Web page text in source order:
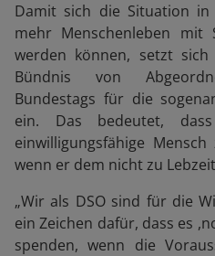
Damit sich die Situation
mehr Menschenleben mit
werden können, setzt
Bündnis von
Bundestags für die
ein. Das bedeutet,
einwilligungsfähige
wenn er dem nicht zu
„Wir als DSO sind für die
ein Zeichen dafür, dass es
spenden, wenn die